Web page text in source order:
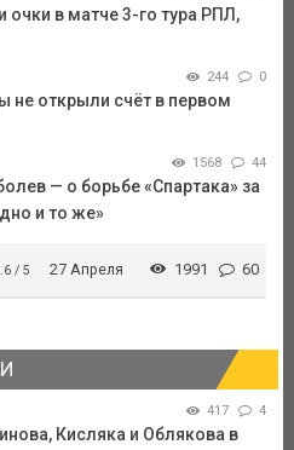
в матче 3-го тура РПЛ,
244 0
не открыли счёт в первом
1568 44
— о борьбе «Спартака» за
и то же»
/ 5 27 Апреля 1991 60
417 4
Кисляка и Облякова в